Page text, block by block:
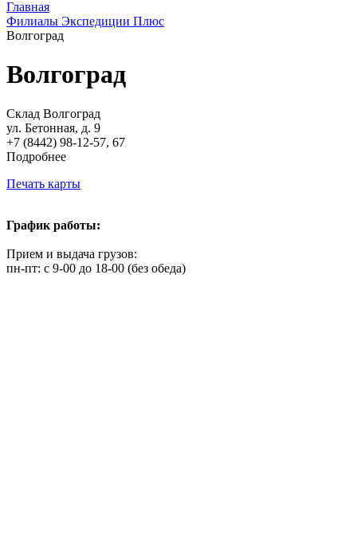
Главная
Филиалы Экспедиции Плюс
Волгоград
Волгоград
Склад Волгоград
ул. Бетонная, д. 9
+7 (8442) 98-12-57, 67
Подробнее
Печать карты
График работы:
Прием и выдача грузов:
пн-пт: с 9-00 до 18-00 (без обеда)